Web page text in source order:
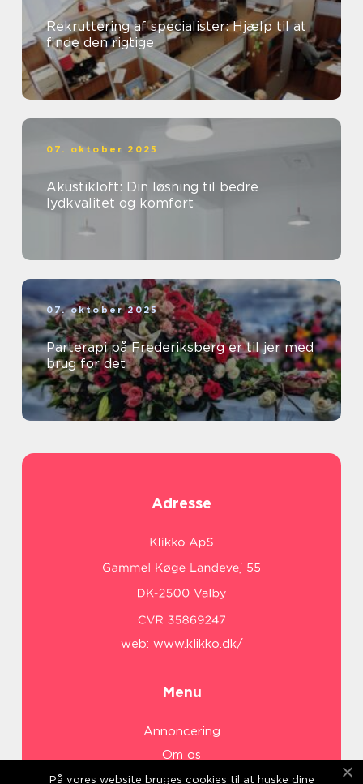
Rekruttering af specialister: Hjælp til at
finde den rigtige
07. oktober 2025
Akustikloft: Din løsning til bedre
lydkvalitet og komfort
07. oktober 2025
Parterapi på Frederiksberg er til jer med
brug for det
Adresse
web: www.klikko.dk/
Menu
Annoncering
Om os
Cookies
På vores website bruges cookies til at huske dine